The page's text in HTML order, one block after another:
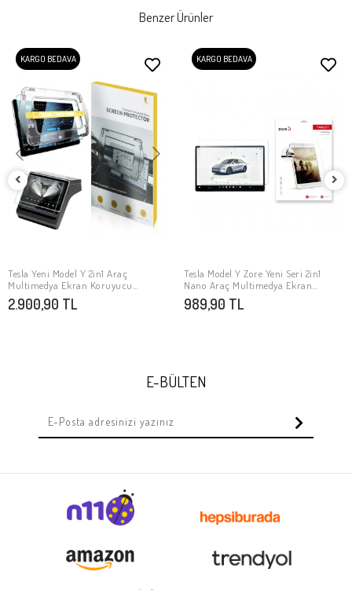
Benzer Ürünler
KARGO BEDAVA
SEPETE EKLE
Tesla Yeni Model Y 2in1 Araç
Multimedya Ekran Koruyucu
Uygulama Aparatlı Zore Premium
Temperli Cam Ekran Koruyucu
2.900,90 TL
KARGO BEDAVA
SEPETE EKLE
Tesla Model Y Zore Yeni Seri 2in1
Nano Araç Multimedya Ekran
Koruyucu
989,90 TL
E-BÜLTEN